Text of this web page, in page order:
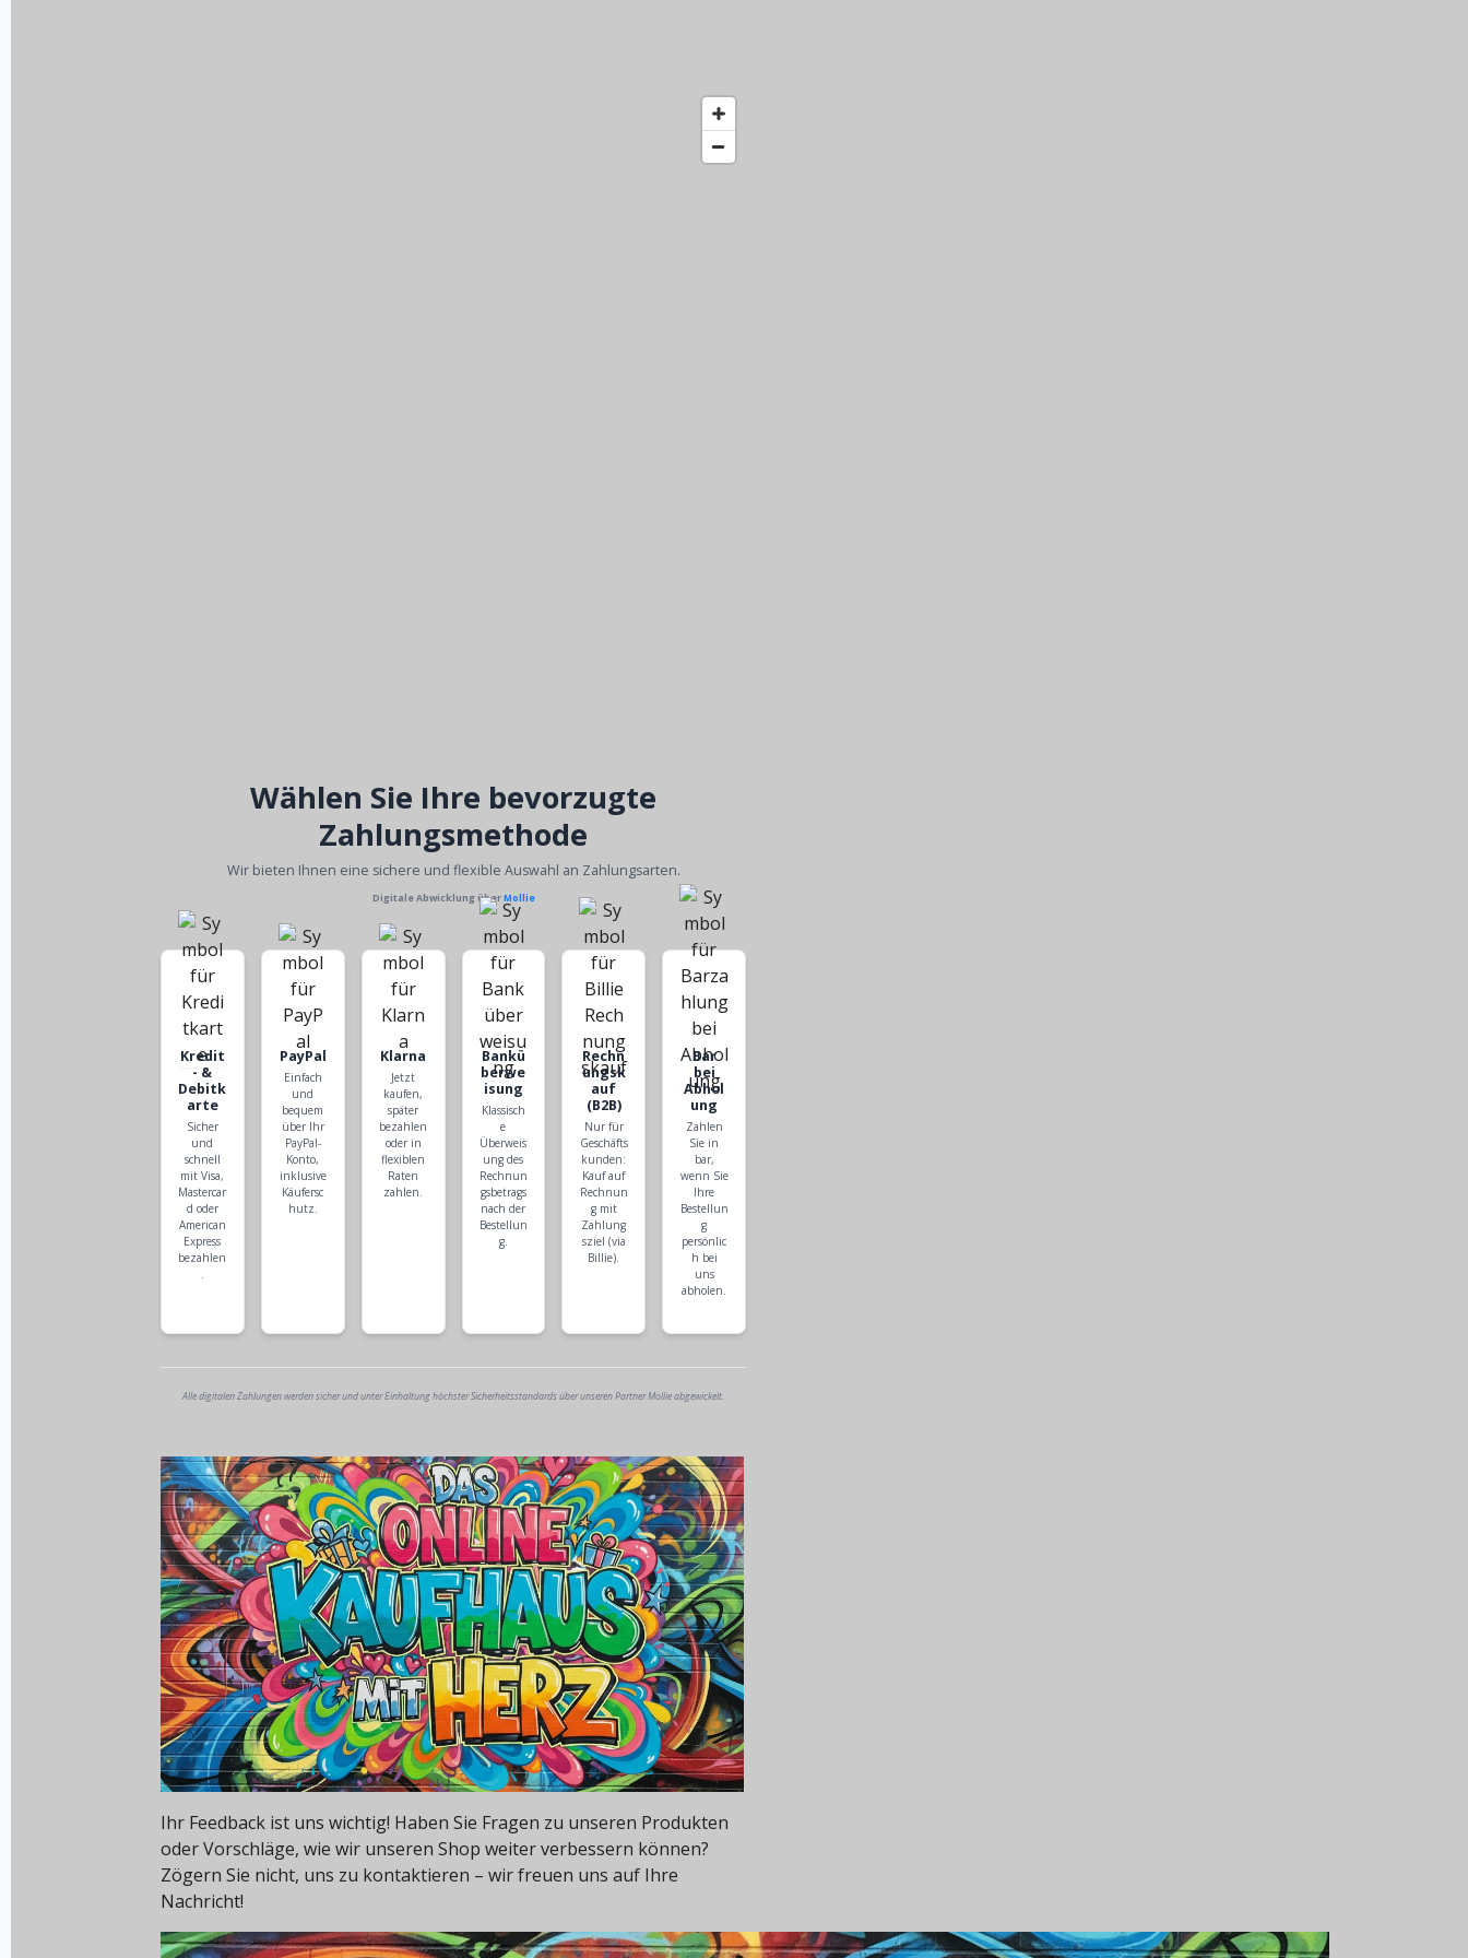
Wählen Sie Ihre bevorzugte
Zahlungsmethode
Wir bieten Ihnen eine sichere und flexible Auswahl an Zahlungsarten.
Digitale Abwicklung überMollie
Kredit
- &
Debitk
arte
Sicher
und
schnell
mit Visa,
Mastercar
d oder
American
Express
bezahlen
.
PayPal
Einfach
und
bequem
über Ihr
PayPal-
Konto,
inklusive
Käufersc
hutz.
Klarna
Jetzt
kaufen,
später
bezahlen
oder in
flexiblen
Raten
zahlen.
Bankü
berwe
isung
Klassisch
e
Überweis
ung des
Rechnun
gsbetrags
nach der
Bestellun
g.
Rechn
ungsk
auf
(B2B)
Nur für
Geschäfts
kunden:
Kauf auf
Rechnun
g mit
Zahlung
sziel (via
Billie).
Bar
bei
Abhol
ung
Zahlen
Sie in
bar,
wenn Sie
Ihre
Bestellun
g
persönlic
h bei
uns
abholen.
Alle digitalen Zahlungen werden sicher und unter Einhaltung höchster Sicherheitsstandards über unseren Partner Mollie abgewickelt.
Ihr Feedback ist uns wichtig! Haben Sie Fragen zu unseren Produkten
oder Vorschläge, wie wir unseren Shop weiter verbessern können?
Zögern Sie nicht, uns zu kontaktieren – wir freuen uns auf Ihre
Nachricht!